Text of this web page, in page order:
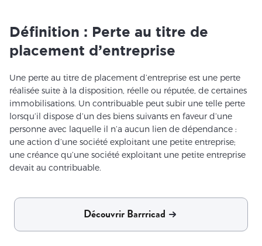
Définition : Perte au titre de
placement d’entreprise
Une perte au titre de placement d’entreprise est une perte
réalisée suite à la disposition, réelle ou réputée, de certaines
immobilisations. Un contribuable peut subir une telle perte
lorsqu’il dispose d’un des biens suivants en faveur d’une
personne avec laquelle il n’a aucun lien de dépendance :
une action d’une société exploitant une petite entreprise;
une créance qu’une société exploitant une petite entreprise
devait au contribuable.
Découvrir Barrricad